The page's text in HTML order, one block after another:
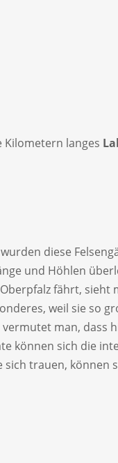
langes
diese
und Höhlen
fährt,
weil sie so
man, dass
können sich die
trauen, können